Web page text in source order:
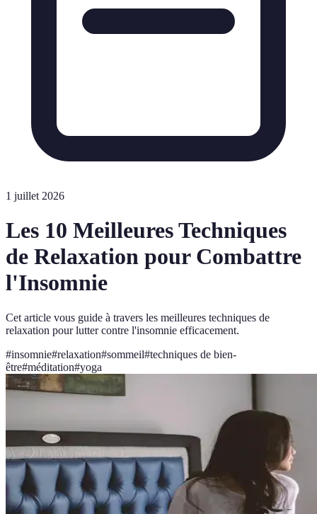
1 juillet 2026
Les 10 Meilleures Techniques
de Relaxation pour Combattre
l'Insomnie
Cet article vous guide à travers les meilleures techniques de
relaxation pour lutter contre l'insomnie efficacement.
#insomnie#relaxation#sommeil#techniques de bien-
être#méditation#yoga